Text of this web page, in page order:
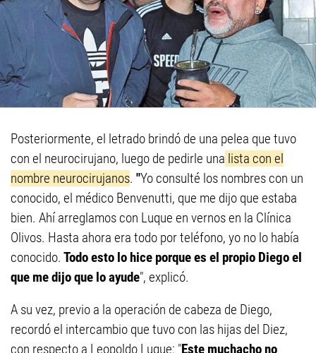
Posteriormente, el letrado brindó de una pelea que tuvo
con el neurocirujano, luego de pedirle una lista con el
nombre neurocirujanos. "Yo consulté los nombres con un
conocido, el médico Benvenutti, que me dijo que estaba
bien. Ahí arreglamos con Luque en vernos en la Clínica
Olivos. Hasta ahora era todo por teléfono, yo no lo había
conocido. Todo esto lo hice porque es el propio Diego el
que me dijo que lo ayude", explicó.
A su vez, previo a la operación de cabeza de Diego,
recordó el intercambio que tuvo con las hijas del Diez,
con respecto a Leopoldo Luque: "Este muchacho no